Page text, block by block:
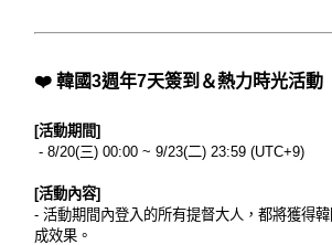
❤️ 韓國3週年7天簽到＆熱力時光活動
[活動期間]
- 8/20(三) 00:00 ~ 9/23(二) 23:59 (UTC+9)
[活動內容]
- 活動期間內登入的所有提督大人，都將獲得
成效果。